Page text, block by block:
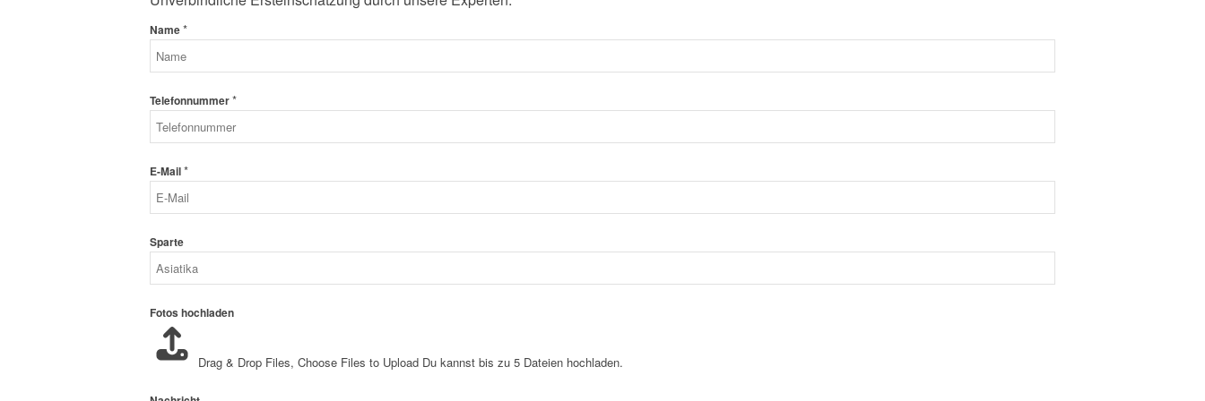
Name*
Telefonnummer*
E-Mail*
Sparte
Fotos hochladen
Drag & Drop Files, Choose Files to Upload Du kannst bis zu 5 Dateien hochladen.